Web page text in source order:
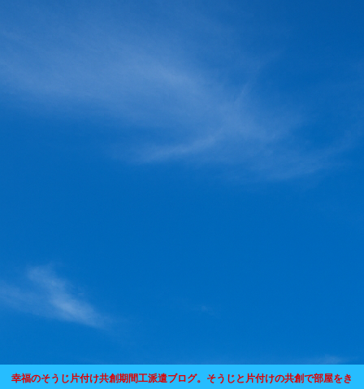
幸福のそうじ片付け共創期間工派遣ブログ。そうじと片付けの共創で部屋をき